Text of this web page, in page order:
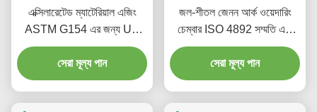
এক্সিলারেটেড ম্যাটেরিয়াল এজিং
ASTM G154 এর জন্য UV
ওয়েদারপ্রুফ টেস্ট চেম্বার
সেরা মূল্য পান
জল-শীতল জেনন আর্ক ওয়েদারিং
চেম্বার ISO 4892 সম্মতি এবং
6500cm2 এক্সপোজার এলাকা
পরিবেশগত পরীক্ষার জন্য
সেরা মূল্য পান